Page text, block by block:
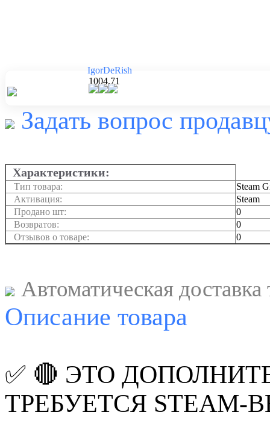
IgorDeRish
1004.71
Задать вопрос
Характеристики:
Тип товара:
Steam
Активация:
Steam
Продано шт:
0
Возвратов:
0
Отзывов о товаре:
0
Автоматическая
Описание товара
✅ 🔴 ЭТО
ТРЕБУЕТСЯ STEAM-